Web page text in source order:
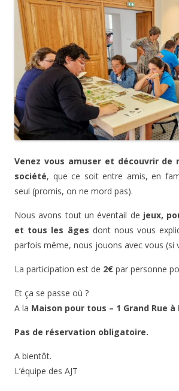
Venez vous amuser et découvrir de
société, que ce soit entre amis, en
seul (promis, on ne mord pas).
Nous avons tout un éventail de jeux,
et tous les âges dont nous vous
parfois même, nous jouons avec vous (si
La participation est de 2€ par personne
Et ça se passe où ?
A la Maison pour tous – 1 Grand Rue
Pas de réservation obligatoire.
A bientôt.
L’équipe des AJT